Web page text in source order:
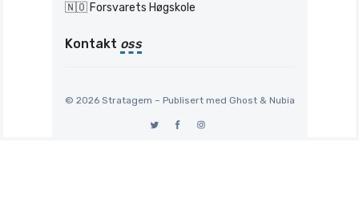
🇳🇴 Forsvarets Høgskole
Kontakt oss
© 2026 Stratagem – Publisert med Ghost& Nubia